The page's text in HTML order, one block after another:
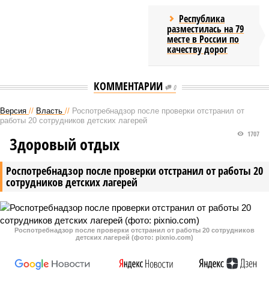
Республика
разместилась на 79
месте в России по
качеству дорог
КОММЕНТАРИИ 0
Версия // Власть // Роспотребнадзор после проверки отстранил от
работы 20 сотрудников детских лагерей
Роспотребнадзор после проверки отстранил от работы 20
сотрудников детских лагерей
1707
Здоровый отдых
Роспотребнадзор после проверки отстранил от работы 20 сотрудников
детских лагерей (фото: pixnio.com)